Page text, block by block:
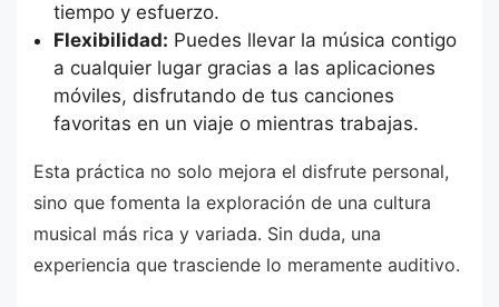
tiempo y esfuerzo.
Flexibilidad: Puedes llevar la música contigo
a cualquier lugar gracias a las aplicaciones
móviles, disfrutando de tus canciones
favoritas en un viaje o mientras trabajas.
Esta práctica no solo mejora el disfrute personal,
sino que fomenta la exploración de una cultura
musical más rica y variada. Sin duda, una
experiencia que trasciende lo meramente auditivo.